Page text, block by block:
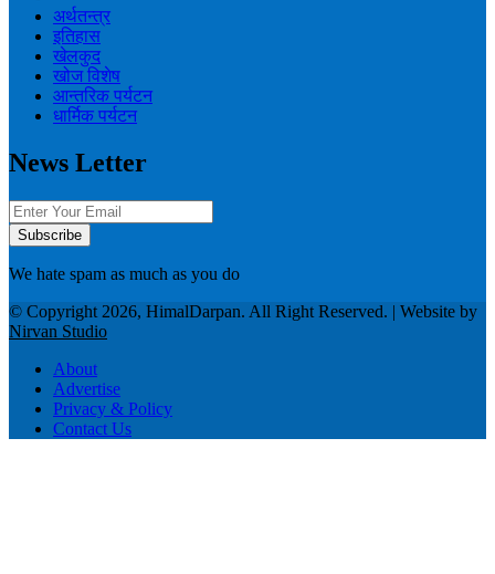
अर्थतन्त्र
इतिहास
खेलकुद
खोज विशेष
आन्तरिक पर्यटन
धार्मिक पर्यटन
News Letter
We hate spam as much as you do
© Copyright 2026, HimalDarpan. All Right Reserved. | Website by
Nirvan Studio
About
Advertise
Privacy & Policy
Contact Us